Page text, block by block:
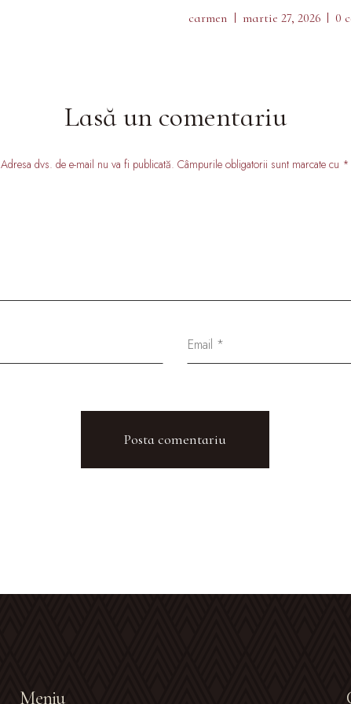
carmen martie 27, 2026 0
Lasă un comentariu
Adresa dvs. de e-mail nu va fi publicată. Câmpurile obligatorii sunt marcate cu *
Meniu